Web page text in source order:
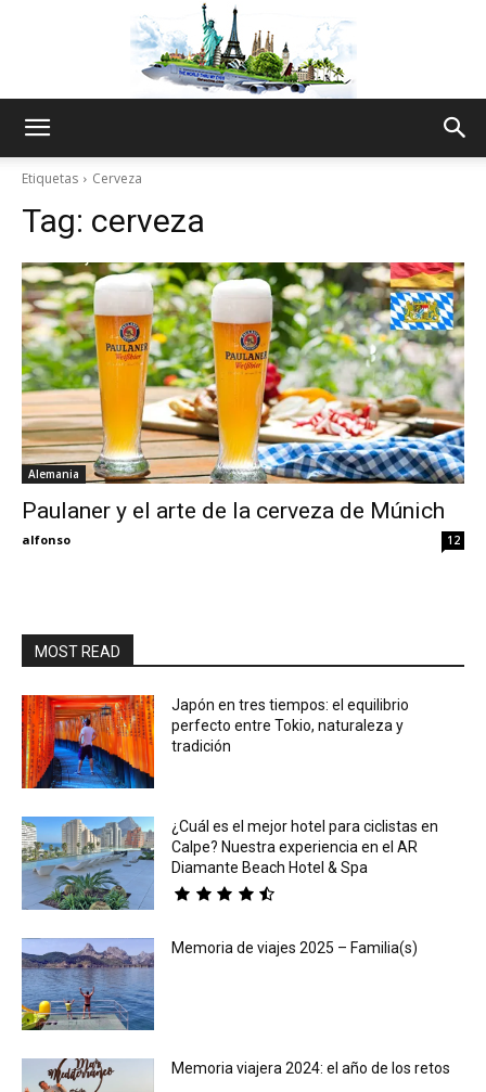
Thru
My
Etiquetas Cerveza
Tag: cerveza
Alemania
Paulaner y el arte de la cerveza de Múnich
alfonso 12
MOST READ
Japón en tres tiempos: el equilibrio
perfecto entre Tokio, naturaleza y
tradición
¿Cuál es el mejor hotel para ciclistas en
Calpe? Nuestra experiencia en el AR
Diamante Beach Hotel & Spa
Memoria de viajes 2025 – Familia(s)
Memoria viajera 2024: el año de los retos